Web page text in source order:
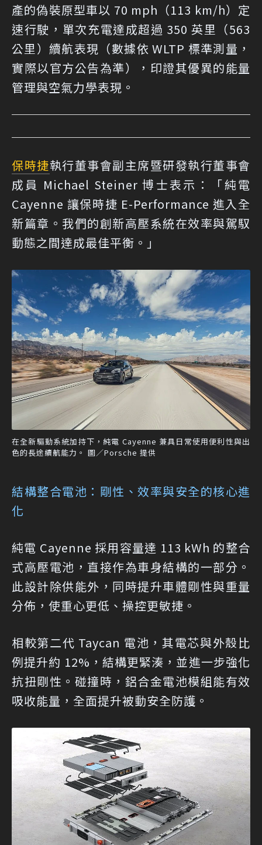
產的偽裝原型車以 70 mph（113 km/h）定
速行駛，單次充電達成超過 350 英里（563
公里）續航表現（數據依 WLTP 標準測量，
實際以官方公告為準），印證其優異的能量
管理與空氣力學表現。
保時捷執行董事會副主席暨研發執行董事會
成員 Michael Steiner 博士表示：「純電
Cayenne 讓保時捷 E-Performance 進入全
新篇章。我們的創新高壓系統在效率與駕馭
動態之間達成最佳平衡。」
在全新驅動系統加持下，純電 Cayenne 兼具日常使用便利性與出
色的長途續航能力。 圖／Porsche 提供
結構整合電池：剛性、效率與安全的核心進
化
純電 Cayenne 採用容量達 113 kWh 的整合
式高壓電池，直接作為車身結構的一部分。
此設計除供能外，同時提升車體剛性與重量
分佈，使重心更低、操控更敏捷。
相較第二代 Taycan 電池，其電芯與外殼比
例提升約 12%，結構更緊湊，並進一步強化
抗扭剛性。碰撞時，鋁合金電池模組能有效
吸收能量，全面提升被動安全防護。